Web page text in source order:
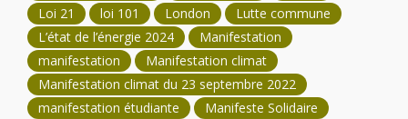
Loi 21
loi 101 London
Lutte commune
L’état de l’énergie 2024
Manifestation
manifestation
Manifestation climat
Manifestation climat du 23 septembre 2022
manifestation étudiante
Manifeste Solidaire